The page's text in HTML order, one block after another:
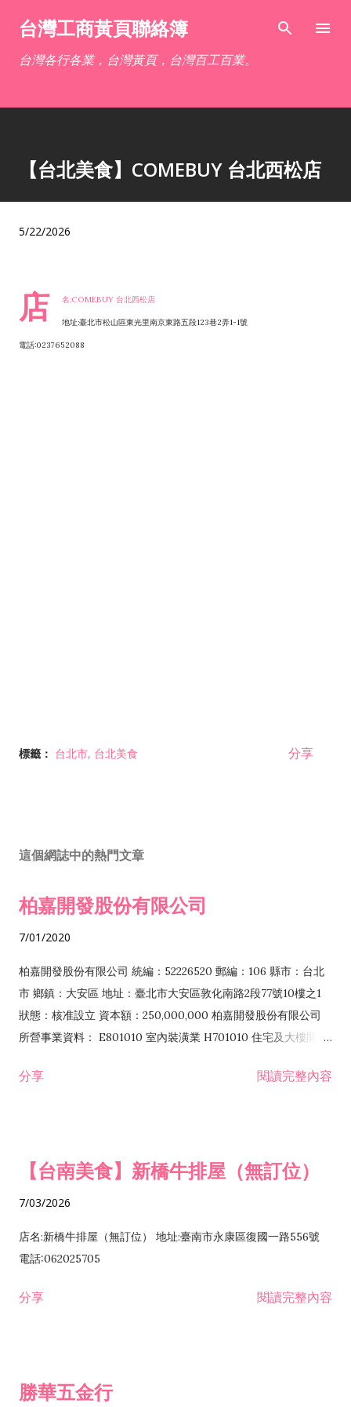
跳到主要內容
台灣工商黃頁聯絡簿
台灣各行各業，台灣黃頁，台灣百工百業。
【台北美食】COMEBUY 台北西松店
5/22/2026
店 名:COMEBUY 台北西松店
地址:臺北市松山區東光里南京東路五段123巷2弄1-1號
電話:0237652088
標籤： 台北市 台北美食 分享
這個網誌中的熱門文章
柏嘉開發股份有限公司
7/01/2020
柏嘉開發股份有限公司 統編：52226520 郵編：106 縣市：台北
市 鄉鎮：大安區 地址：臺北市大安區敦化南路2段77號10樓之1
狀態：核准設立 資本額：250,000,000 柏嘉開發股份有限公司
所營事業資料： E801010 室內裝潢業 H701010 住宅及大樓開發
發業 H703090 不動產買賣業 H703100 不動產租賃業 I503010
分享 閱讀完整內容
【台南美食】新橋牛排屋（無訂位）
7/03/2026
店名:新橋牛排屋（無訂位） 地址:臺南市永康區復國一路556號
電話:062025705
分享 閱讀完整內容
勝華五金行